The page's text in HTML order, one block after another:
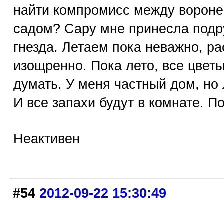
найти компромисс между
садом? Сару мне принесла
гнезда. Летаем пока неважно,
изощренно. Пока лето, все
думать. У меня частный дом, но
И все запахи будут в комнате.
Неактивен
#54 2012-09-22 15:30:49